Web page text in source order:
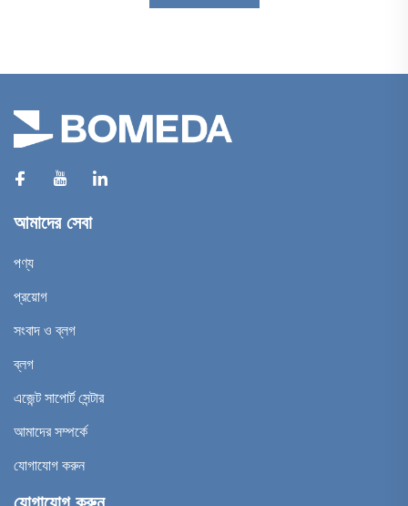
আমাদের সেবা
পণ্য
প্রয়োগ
সংবাদ ও ব্লগ
ব্লগ
এজেন্ট সাপোর্ট সেন্টার
আমাদের সম্পর্কে
যোগাযোগ করুন